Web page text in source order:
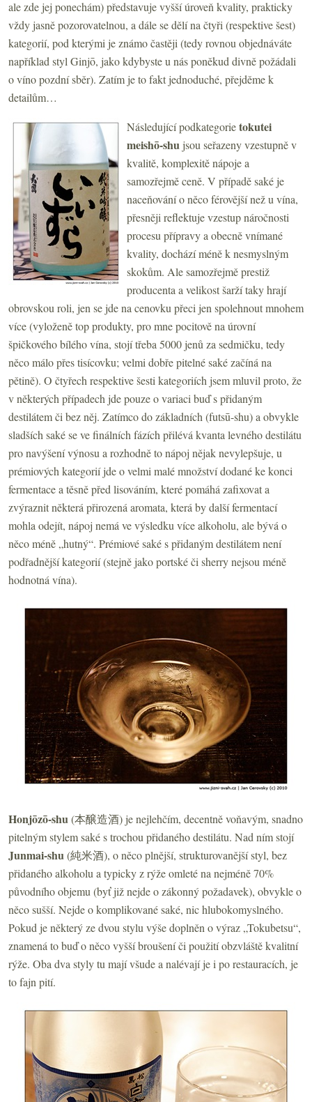
ale zde jej ponechám) představuje vyšší úroveň kvality, prakticky
vždy jasně pozorovatelnou, a dále se dělí na čtyři (respektive šest)
kategorií, pod kterými je známo častěji (tedy rovnou objednáváte
například styl Ginjō, jako kdybyste u nás poněkud divně požádali
o víno pozdní sběr). Zatím je to fakt jednoduché, přejděme k
detailům…
Následující podkategorietokutei
meishō-shu jsou seřazeny vzestupně v
kvalitě, komplexitě nápoje a
samozřejmě ceně. V případě saké je
naceňování o něco férovější než u vína,
přesněji reflektuje vzestup náročnosti
procesu přípravy a obecně vnímané
kvality, dochází méně k nesmyslným
skokům. Ale samozřejmě prestiž
producenta a velikost šarží taky hrají
obrovskou roli, jen se jde na cenovku přeci jen spolehnout mnohem
více (vyloženě top produkty, pro mne pocitově na úrovní
špičkového bílého vína, stojí třeba 5000 jenů za sedmičku, tedy
něco málo přes tisícovku; velmi dobře pitelné saké začíná na
pětině). O čtyřech respektive šesti kategoriích jsem mluvil proto, že
v některých případech jde pouze o variaci buď s přidaným
destilátem či bez něj. Zatímco do základních (futsū-shu) a obvykle
sladších saké se ve finálních fázích přilévá kvanta levného destilátu
pro navýšení výnosu a rozhodně to nápoj nějak nevylepšuje, u
prémiových kategorií jde o velmi malé množství dodané ke konci
fermentace a těsně před lisováním, které pomáhá zafixovat a
zvýraznit některá přirozená aromata, která by další fermentací
mohla odejít, nápoj nemá ve výsledku více alkoholu, ale bývá o
něco méně „hutný“. Prémiové saké s přidaným destilátem není
podřadnější kategorií (stejně jako portské či sherry nejsou méně
hodnotná vína).
Honjōzō-shu(本醸造酒) je nejlehčím, decentně voňavým, snadno
pitelným stylem saké s trochou přidaného destilátu. Nad ním stojí
Junmai-shu(純米酒), o něco plnější, strukturovanější styl, bez
přidaného alkoholu a typicky z rýže omleté na nejméně 70%
původního objemu (byť již nejde o zákonný požadavek), obvykle o
něco sušší. Nejde o komplikované saké, nic hlubokomyslného.
Pokud je některý ze dvou stylu výše doplněn o výraz „Tokubetsu“,
znamená to buď o něco vyšší broušení či použití obzvláště kvalitní
rýže. Oba dva styly tu mají všude a nalévají je i po restauracích, je
to fajn pití.